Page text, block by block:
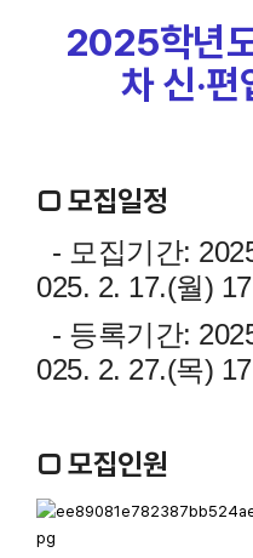
2025학년
차신·
□ 모집일정
- 모집기간:
025. 2. 17.(월)
- 등록기간:
025. 2. 27.(목)
□ 모집인원